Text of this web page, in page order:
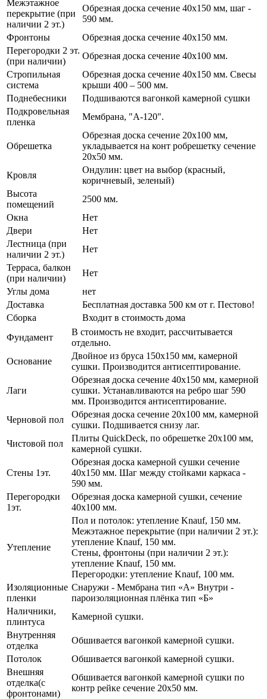
Межэтажное
перекрытие (при
наличии 2 эт.)
Обрезная доска сечение 40х150 мм, шаг -
590 мм.
Фронтоны
Обрезная доска сечение 40х150 мм.
Перегородки 2 эт.
(при наличии)
Обрезная доска сечение 40х100 мм.
Стропильная
система
Обрезная доска сечение 40х150 мм. Свесы
крыши 400 – 500 мм.
Поднебесники
Подшиваются вагонкой камерной сушки
Подкровельная
пленка
Мембрана, "А-120".
Обрешетка
Обрезная доска сечение 20х100 мм,
укладывается на конт робрешетку сечение
20х50 мм.
Кровля
Ондулин: цвет на выбор (красный,
коричневый, зеленый)
Высота
помещений
2500 мм.
Окна
Нет
Двери
Нет
Лестница (при
наличии 2 эт.)
Нет
Терраса, балкон
(при наличии)
Нет
Углы дома
нет
Доставка
Бесплатная доставка 500 км от г. Пестово!
Сборка
Входит в стоимость дома
Фундамент
В стоимость не входит, рассчитывается
отдельно.
Основание
Двойное из бруса 150х150 мм, камерной
сушки. Производится антисептирование.
Лаги
Обрезная доска сечение 40х150 мм, камерной
сушки. Устанавливаются на ребро шаг 590
мм. Производится антисептирование.
Черновой пол
Обрезная доска сечение 20х100 мм, камерной
сушки. Подшивается снизу лаг.
Чистовой пол
Плиты QuickDeck, по обрешетке 20х100 мм,
камерной сушки.
Стены 1эт.
Обрезная доска камерной сушки сечение
40х150 мм. Шаг между стойками каркаса -
590 мм.
Перегородки
1эт.
Обрезная доска камерной сушки, сечение
40х100 мм.
Утепление
Пол и потолок: утепление Knauf, 150 мм.
Межэтажное перекрытие (при наличии 2 эт.):
утепление Knauf, 150 мм.
Стены, фронтоны (при наличии 2 эт.):
утепление Knauf, 150 мм.
Перегородки: утепление Knauf, 100 мм.
Изоляционные
пленки
Снаружи - Мембрана тип «А» Внутри -
пароизоляционная плёнка тип «Б»
Наличники,
плинтуса
Камерной сушки.
Внутренняя
отделка
Обшивается вагонкой камерной сушки.
Потолок
Обшивается вагонкой камерной сушки.
Внешняя
отделка(с
фронтонами)
Обшивается вагонкой камерной сушки по
контр рейке сечение 20х50 мм.